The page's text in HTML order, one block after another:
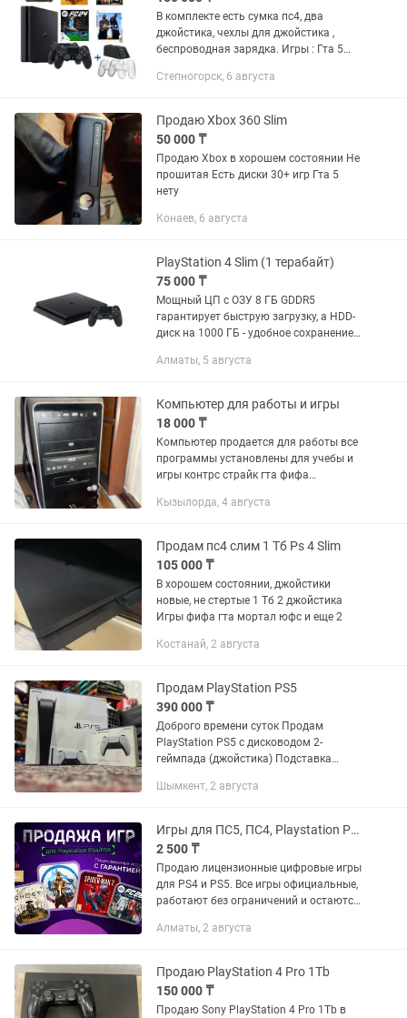
В комплекте есть сумка пс4, два
джойстика, чехлы для джойстика ,
беспроводная зарядка. Игры : Гта 5
Фк24,25,26 Уфс 4 Рдр 2 Ведьмак Есть
Степногорск, 6 августа
Продаю Xbox 360 Slim
50 000 ₸
Продаю Xbox в хорошем состоянии Не
прошитая Есть диски 30+ игр Гта 5
нету
Конаев, 6 августа
PlayStation 4 Slim (1 терабайт)
75 000 ₸
Мощный ЦП с ОЗУ 8 ГБ GDDR5
гарантирует быструю загрузку, а HDD-
диск на 1000 ГБ - удобное сохранение
HDMI 1.4 обеспечивает стабильный
Алматы, 5 августа
Компьютер для работы и игры
18 000 ₸
Компьютер продается для работы все
программы установлены для учебы и
игры контрс страйк гта фифа
другие игры + антивирус в комплекте
Кызылорда, 4 августа
Продам пс4 слим 1 Тб Ps 4 Slim
105 000 ₸
В хорошем состоянии, джойстики
новые, не стертые 1 Тб 2 джойстика
Игры фифа гта мортал юфс и еще 2
Костанай, 2 августа
Продам PlayStation PS5
390 000 ₸
Доброго времени суток Продам
PlayStation PS5 с дисководом 2-
геймпада (джойстика) Подставка
последняя (оригинал) UFC5 (оригинал)
Шымкент, 2 августа
Игры для ПС5, ПС4, Playstation PS4,PS5 ФИФА 26, ГТА, ЮФС
2 500 ₸
Продаю лицензионные цифровые игры
для PS4 и PS5. Все игры официальные,
работают без ограничений и остаются
консоли PlayStation. INSAGRAM;
Алматы, 2 августа
Продаю PlayStation 4 Pro 1Tb
150 000 ₸
Продаю Sony PlayStation 4 Pro 1Tb в